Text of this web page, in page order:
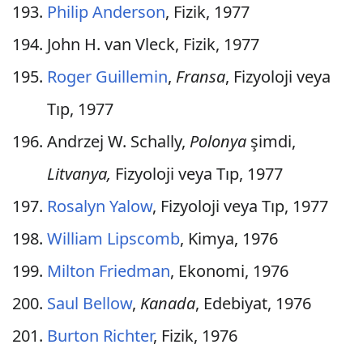
Philip Anderson, Fizik, 1977
John H. van Vleck, Fizik, 1977
Roger Guillemin, Fransa, Fizyoloji veya
Tıp, 1977
Andrzej W. Schally, Polonyaşimdi,
Litvanya, Fizyoloji veya Tıp, 1977
Rosalyn Yalow, Fizyoloji veya Tıp, 1977
William Lipscomb, Kimya, 1976
Milton Friedman, Ekonomi, 1976
Saul Bellow, Kanada, Edebiyat, 1976
Burton Richter, Fizik, 1976